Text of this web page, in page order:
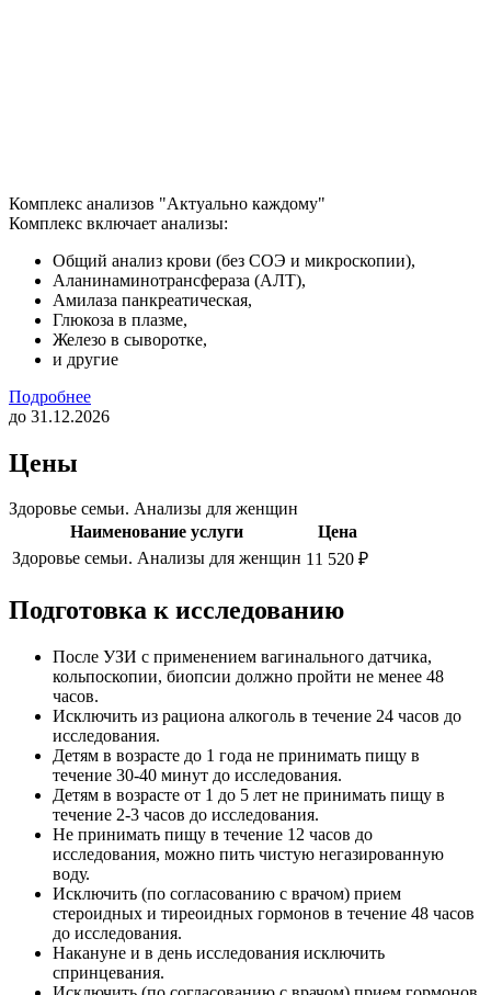
Комплекс анализов "Актуально каждому"
Комплекс включает анализы:
Общий анализ крови (без СОЭ и микроскопии),
Аланинаминотрансфераза (АЛТ),
Амилаза панкреатическая,
Глюкоза в плазме,
Железо в сыворотке,
и другие
Подробнее
до 31.12.2026
Цены
Здоровье семьи. Анализы для женщин
Наименование услуги
Цена
Здоровье семьи. Анализы для женщин 11 520 ₽
Подготовка к исследованию
После УЗИ с применением вагинального датчика,
кольпоскопии, биопсии должно пройти не менее 48
часов.
Исключить из рациона алкоголь в течение 24 часов до
исследования.
Детям в возрасте до 1 года не принимать пищу в
течение 30-40 минут до исследования.
Детям в возрасте от 1 до 5 лет не принимать пищу в
течение 2-3 часов до исследования.
Не принимать пищу в течение 12 часов до
исследования, можно пить чистую негазированную
воду.
Исключить (по согласованию с врачом) прием
стероидных и тиреоидных гормонов в течение 48 часов
до исследования.
Накануне и в день исследования исключить
спринцевания.